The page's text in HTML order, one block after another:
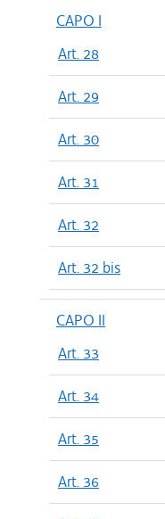
CAPO I
Art. 28
Art. 29
Art. 30
Art. 31
Art. 32
Art. 32 bis
CAPO II
Art. 33
Art. 34
Art. 35
Art. 36